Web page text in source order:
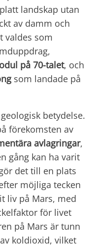
landskap utan
av damm och
valdes som
på 70-talet, och
som landade på
betydelse.
förekomsten av
avlagringar,
gång kan ha varit
det till en plats
möjliga tecken
liv på Mars, med
för livet
på Mars är tunn
koldioxid, vilket